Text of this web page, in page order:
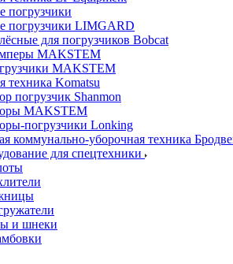
погрузчики
погрузчики LIMGARD
для погрузчиков Bobcat
MAKSTEM
MAKSTEM
техника Komatsu
погрузчик Shanmon
MAKSTEM
погрузчики Lonking
коммунально-уборочная техника
для спецтехники
и шнеки